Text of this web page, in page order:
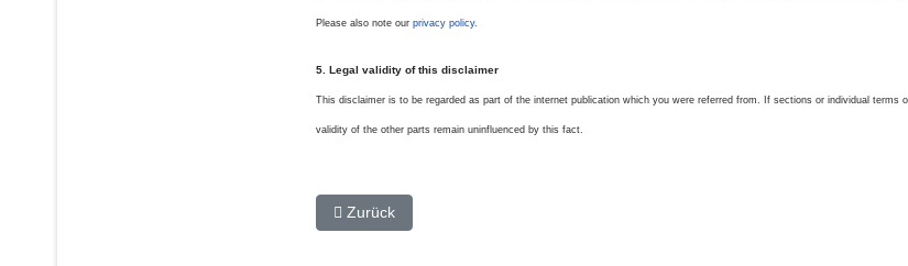
Please also note our privacy policy.
5. Legal validity of this disclaimer
This disclaimer is to be regarded as part of the internet publication which you were referred from. If sections or individual
validity of the other parts remain uninfluenced by this fact.
Vorheriger Beitrag: Datenschutz
Zurück